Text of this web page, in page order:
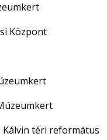
Központ
Kálvin téri református